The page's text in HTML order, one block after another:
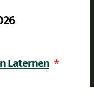
Laternen *